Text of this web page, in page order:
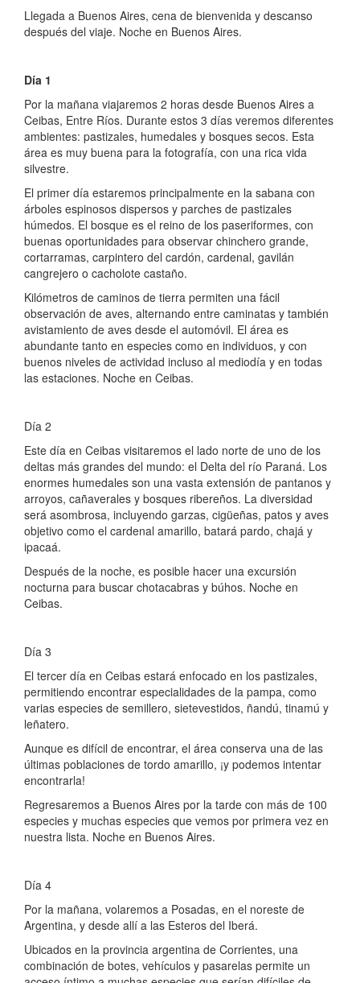
Llegada a Buenos Aires, cena de bienvenida y descanso
después del viaje. Noche en Buenos Aires.
Día 1
Por la mañana viajaremos 2 horas desde Buenos Aires a
Ceibas, Entre Ríos. Durante estos 3 días veremos diferentes
ambientes: pastizales, humedales y bosques secos. Esta
área es muy buena para la fotografía, con una rica vida
silvestre.
El primer día estaremos principalmente en la sabana con
árboles espinosos dispersos y parches de pastizales
húmedos. El bosque es el reino de los paseriformes, con
buenas oportunidades para observar chinchero grande,
cortarramas, carpintero del cardón, cardenal, gavilán
cangrejero o cacholote castaño.
Kilómetros de caminos de tierra permiten una fácil
observación de aves, alternando entre caminatas y también
avistamiento de aves desde el automóvil. El área es
abundante tanto en especies como en individuos, y con
buenos niveles de actividad incluso al mediodía y en todas
las estaciones. Noche en Ceibas.
Día 2
Este día en Ceibas visitaremos el lado norte de uno de los
deltas más grandes del mundo: el Delta del río Paraná. Los
enormes humedales son una vasta extensión de pantanos y
arroyos, cañaverales y bosques ribereños. La diversidad
será asombrosa, incluyendo garzas, cigüeñas, patos y aves
objetivo como el cardenal amarillo, batará pardo, chajá y
ipacaá.
Después de la noche, es posible hacer una excursión
nocturna para buscar chotacabras y búhos. Noche en
Ceibas.
Día 3
El tercer día en Ceibas estará enfocado en los pastizales,
permitiendo encontrar especialidades de la pampa, como
varias especies de semillero, sietevestidos, ñandú, tinamú y
leñatero.
Aunque es difícil de encontrar, el área conserva una de las
últimas poblaciones de tordo amarillo, ¡y podemos intentar
encontrarla!
Regresaremos a Buenos Aires por la tarde con más de 100
especies y muchas especies que vemos por primera vez en
nuestra lista. Noche en Buenos Aires.
Día 4
Por la mañana, volaremos a Posadas, en el noreste de
Argentina, y desde allí a las Esteros del Iberá.
Ubicados en la provincia argentina de Corrientes, una
combinación de botes, vehículos y pasarelas permite un